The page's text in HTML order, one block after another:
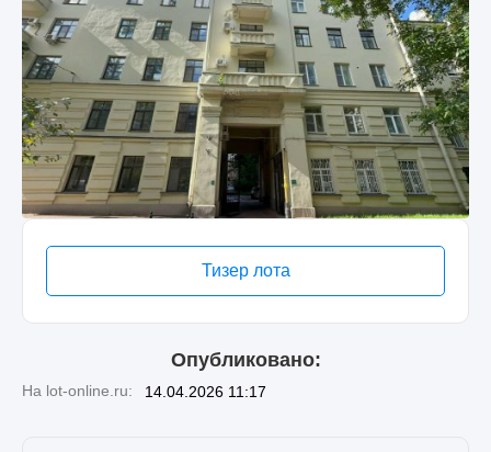
Тизер лота
Опубликовано:
На lot-online.ru: 14.04.2026 11:17